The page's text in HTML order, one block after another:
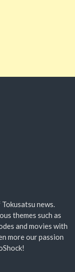
news.
themes such as
and movies with
more our passion